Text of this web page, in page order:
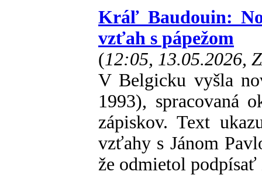
Kráľ Baudouin:
vzťah s pápežom
(12:05, 13.05.2026,
V Belgicku vyšla
1993), spracovaná
zápiskov. Text
vzťahy s Jánom
že odmietol podpísať